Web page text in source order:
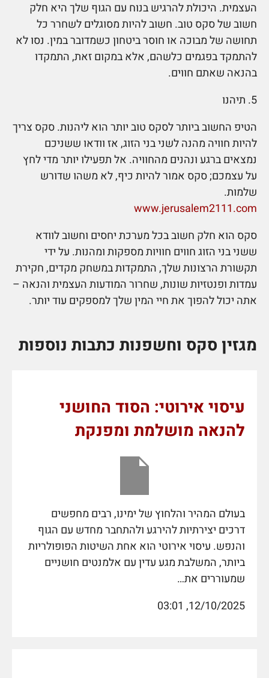
העצמית. היכולת להרגיש בנוח עם הגוף שלך היא חלק
חשוב של סקס טוב. חשוב להיות מסוגלים לשחרר כל
תחושה של מבוכה או חוסר ביטחון כשמדובר במין. נסו לא
להתמקד בפגמים כלשהם, אלא במקום זאת, התמקדו
בהנאה שאתם חווים.
5. תיהנו
הטיפ החשוב ביותר לסקס טוב יותר הוא ליהנות. סקס צריך
להיות חוויה מהנה לשני בני הזוג, אז וודאו ששניכם
נמצאים ברגע ונהנים מהחוויה. אל תפעילו יותר מדי לחץ
על עצמכם; סקס אמור להיות כיף, לא משהו שדורש
שלמות.
www.jerusalem2111.com
סקס הוא חלק חשוב בכל מערכת יחסים וחשוב לוודא
ששני בני הזוג חווים חוויות מספקות ומהנות. על ידי
תקשורת הרצונות שלך, התמקדות במשחק מקדים, חקירת
עמדות ופנטזיות שונות, שחרור המודעות העצמית והנאה –
אתה יכול להפוך את חיי המין שלך למספקים עוד יותר.
מגזין סקס וחשפנות כתבות נוספות
עיסוי אירוטי: הסוד החושני
להנאה מושלמת ומפנקת
בעולם המהיר והלחוץ של ימינו, רבים מחפשים
דרכים יצירתיות להירגע ולהתחבר מחדש עם הגוף
והנפש. עיסוי אירוטי הוא אחת השיטות הפופולריות
ביותר, המשלבת מגע עדין עם אלמנטים חושניים
שמעוררים את…
12/10/2025, 03:01